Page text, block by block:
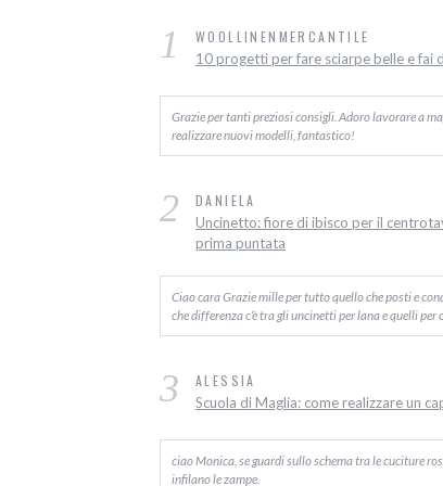
1 WOOLLINENMERCANTILE
10 progetti per fare sciarpe belle e fai
Grazie per tanti preziosi consigli. Adoro lavorare a
realizzare nuovi modelli, fantastico!
2 DANIELA
Uncinetto: fiore di ibisco per il
prima puntata
Ciao cara Grazie mille per tutto quello che posti e
che differenza c’è tra gli uncinetti per lana e quelli per
3 ALESSIA
Scuola di Maglia: come realizzare un
ciao Monica, se guardi sullo schema tra le cuciture
infilano le zampe.